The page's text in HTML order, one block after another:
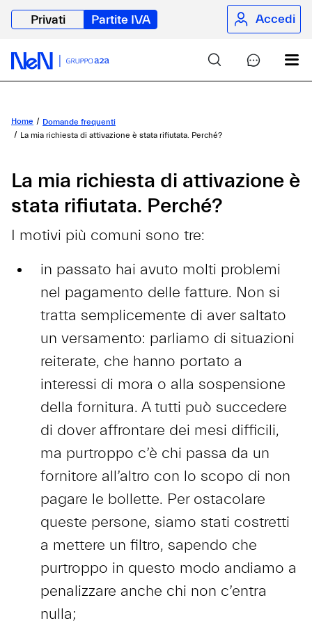
Privati Partite IVA Accedi
Home
Domande frequenti
La mia richiesta di attivazione è stata rifiutata. Perché?
La mia richiesta di attivazione è
stata rifiutata. Perché?
I motivi più comuni sono tre:
in passato hai avuto molti problemi
nel pagamento delle fatture. Non si
tratta semplicemente di aver saltato
un versamento: parliamo di situazioni
reiterate, che hanno portato a
interessi di mora o alla sospensione
della fornitura. A tutti può succedere
di dover affrontare dei mesi difficili,
ma purtroppo c’è chi passa da un
fornitore all’altro con lo scopo di non
pagare le bollette. Per ostacolare
queste persone, siamo stati costretti
a mettere un filtro, sapendo che
purtroppo in questo modo andiamo a
penalizzare anche chi non c’entra
nulla;